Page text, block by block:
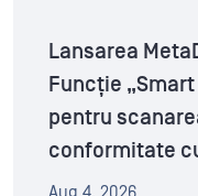
Lansarea
Funcție
pentru
conformitate